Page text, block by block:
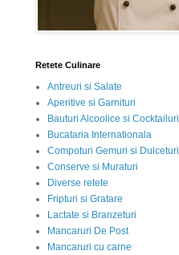
Retete Culinare
Antreuri si Salate
Aperitive si Garnituri
Bauturi Alcoolice si Cocktailuri
Bucataria Internationala
Compoturi Gemuri si Dulceturi
Conserve si Muraturi
Diverse retete
Fripturi si Gratare
Lactate si Branzeturi
Mancaruri De Post
Mancaruri cu carne